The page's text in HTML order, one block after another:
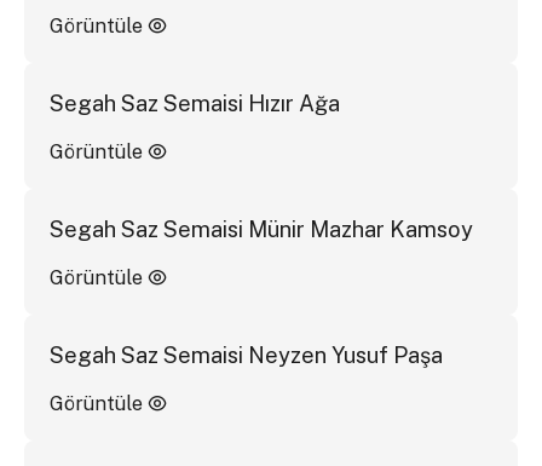
Görüntüle
Segah Saz Semaisi Hızır Ağa
Görüntüle
Segah Saz Semaisi Münir Mazhar Kamsoy
Görüntüle
Segah Saz Semaisi Neyzen Yusuf Paşa
Görüntüle